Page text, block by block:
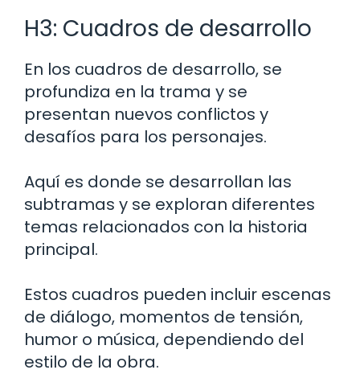
H3: Cuadros de desarrollo
En los cuadros de desarrollo, se
profundiza en la trama y se
presentan nuevos conflictos y
desafíos para los personajes.
Aquí es donde se desarrollan las
subtramas y se exploran diferentes
temas relacionados con la historia
principal.
Estos cuadros pueden incluir escenas
de diálogo, momentos de tensión,
humor o música, dependiendo del
estilo de la obra.